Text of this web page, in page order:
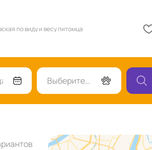
по виду и весу питомца
Выберите гостей